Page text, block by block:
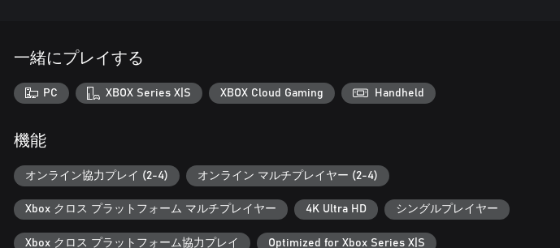
一緒にプレイする
PC XBOX Series X|S XBOX Cloud Gaming Handheld
機能
オンライン協力プレイ (2-4) オンライン マルチプレイヤー (2-4)
Xbox クロス プラットフォーム マルチプレイヤー 4K Ultra HD シングルプレイヤー
Xbox クロス プラットフォーム協力プレイ Optimized for Xbox Series X|S